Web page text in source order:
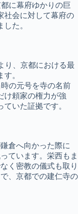
に幕府ゆかりの巨
社会に対して幕府の
た。
り、京都における最
。
の元号を寺の名前
け頼家の権力が強
いた証拠です。
倉へ向かった際に
ています。栄西もま
く密教の儀式も取り
、京都での建仁寺の